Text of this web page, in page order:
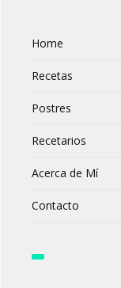
Home
Recetas
Postres
Recetarios
Acerca de Mí
Contacto